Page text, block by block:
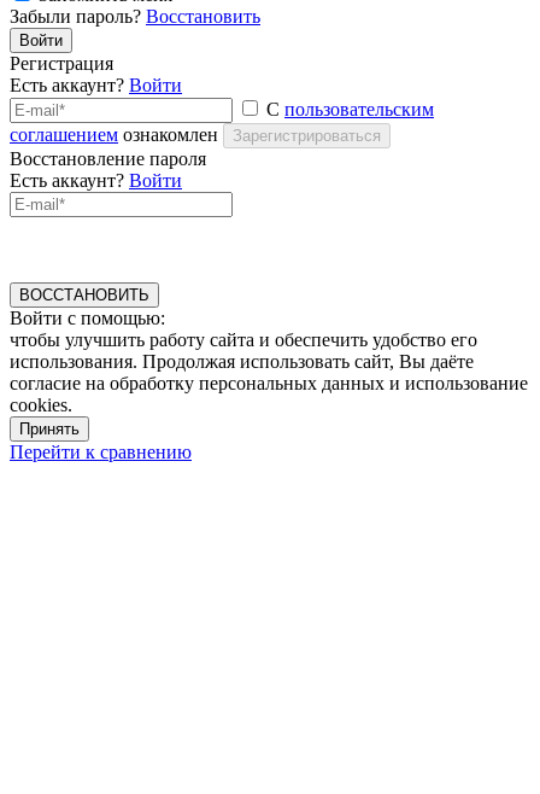
Забыли пароль? Восстановить
Войти
Регистрация
Есть аккаунт? Войти
С пользовательским
соглашением ознакомлен Зарегистрироваться
Восстановление пароля
Есть аккаунт? Войти
ВОССТАНОВИТЬ
Войти с помощью:
чтобы улучшить работу сайта и обеспечить удобство его
использования. Продолжая использовать сайт, Вы даёте
согласие на обработку персональных данных и использование
cookies.
Принять
Перейти к сравнению